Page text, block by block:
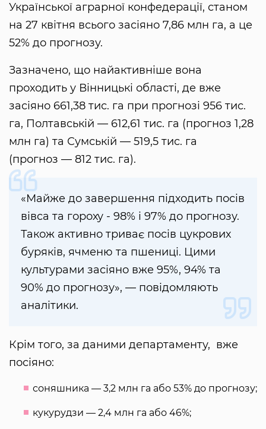
Української аграрної конфедерації, станом
на 27 квітня всього засіяно 7,86 млн га, а це
52% до прогнозу.
Зазначено, що найактивніше вона
проходить у Вінницькі області, де вже
засіяно 661,38 тис. га при прогнозі 956 тис.
га, Полтавській — 612,61 тис. га (прогноз 1,28
млн га) та Сумській — 519,5 тис. га
(прогноз — 812 тис. га).
«Майже до завершення підходить посів
вівса та гороху - 98% і 97% до прогнозу.
Також активно триває посів цукрових
буряків, ячменю та пшениці. Цими
культурами засіяно вже 95%, 94% та
90% до прогнозу», — повідомляють
аналітики.
Крім того, за даними департаменту, вже
посіяно:
соняшника — 3,2 млн га або 53% до прогнозу;
кукурудзи — 2,4 млн га або 46%;